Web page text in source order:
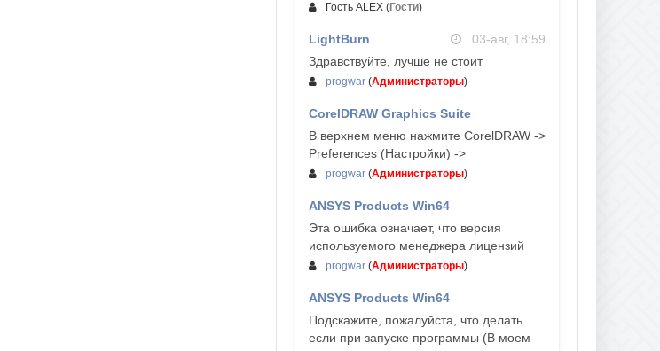
Гость ALEX (Гости)
LightBurn
03-авг, 18:59
Здравствуйте, лучше не стоит
progwar (Администраторы)
CorelDRAW Graphics Suite
03-авг, 18:58
В верхнем меню нажмите CorelDRAW ->
Preferences (Настройки) ->
progwar (Администраторы)
ANSYS Products Win64
Эта ошибка означает, что версия
используемого менеджера лицензий
progwar (Администраторы)
ANSYS Products Win64
Подскажите, пожалуйста, что делать
если при запуске программы (В моем